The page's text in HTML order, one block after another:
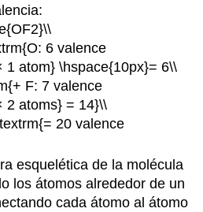
6 valence
1 atom} \hspace{10px}= 6\\
F: 7 valence
2 atoms} = 14}\\
20 valence
esquelética de la molécula
los átomos alrededor de un
cada átomo al átomo